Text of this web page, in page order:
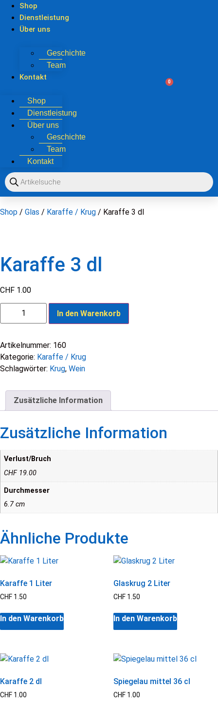
Shop
Dienstleistung
Über uns
Geschichte
Team
Kontakt
Shop
Dienstleistung
Über uns
Geschichte
Team
Kontakt
0
OO
Shop / Glas / Karaffe / Krug / Karaffe 3 dl
Karaffe 3 dl
CHF 1.00
In den Warenkorb
Artikelnummer: 160
Kategorie: Karaffe / Krug
Schlagwörter: Krug, Wein
Zusätzliche Information
Zusätzliche Information
Verlust/Bruch
CHF 19.00
Durchmesser
6.7 cm
Ähnliche Produkte
Karaffe 1 Liter
CHF 1.50
In den Warenkorb
Glaskrug 2 Liter
CHF1.50
In den Warenkorb
Karaffe 2 dl
CHF 1.00
Spiegelau mittel 36 cl
CHF1.00